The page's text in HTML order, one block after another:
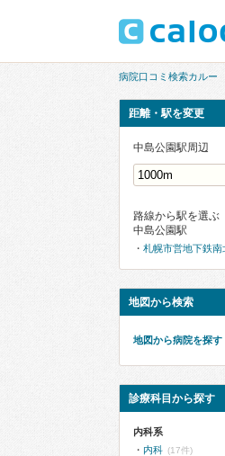
病院口コミ検索カルー
距離・駅を変更
中島公園駅周辺
路線から駅を選ぶ
中島公園駅
札幌市営地下鉄南
地図から検索
地図から病院を探す
診療科目から探す
内科系
内科 (17件)